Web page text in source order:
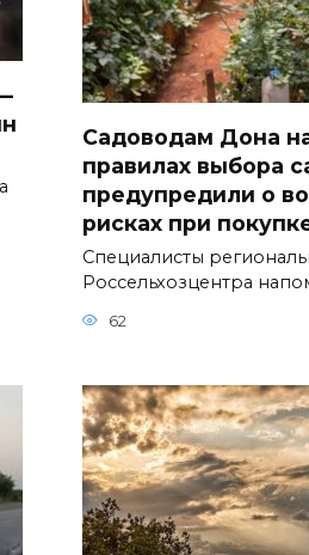
Садоводам Дона
правилах выбора
предупредили о
рисках при
Специалисты
Россельхозцентра
62